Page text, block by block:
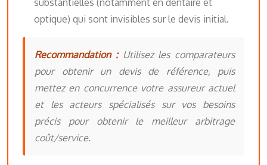
substantielles (notamment en dentaire et
optique) qui sont invisibles sur le devis initial.
Recommandation :Utilisez les comparateurs
pour obtenir un devis de référence, puis
mettez en concurrence votre assureur actuel
et les acteurs spécialisés sur vos besoins
précis pour obtenir le meilleur arbitrage
coût/service.